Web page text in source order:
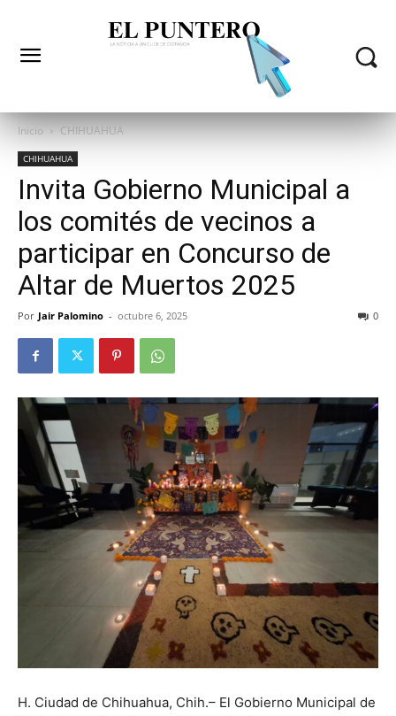
Inicio CHIHUAHUA
CHIHUAHUA
Invita Gobierno Municipal a
los comités de vecinos a
participar en Concurso de
Altar de Muertos 2025
Por Jair Palomino - octubre 6, 2025 0
H. Ciudad de Chihuahua, Chih.– El Gobierno Municipal de